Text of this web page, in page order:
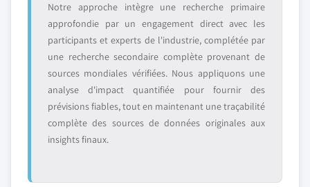
Notre approche intègre une recherche primaire
approfondie par un engagement direct avec les
participants et experts de l'industrie, complétée par
une recherche secondaire complète provenant de
sources mondiales vérifiées. Nous appliquons une
analyse d'impact quantifiée pour fournir des
prévisions fiables, tout en maintenant une traçabilité
complète des sources de données originales aux
insights finaux.